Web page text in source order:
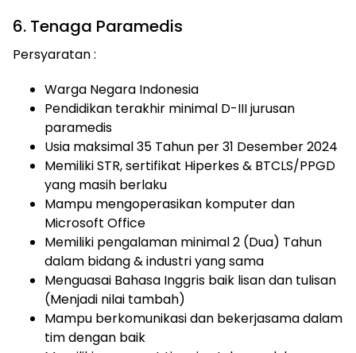
6. Tenaga Paramedis
Persyaratan :
Warga Negara Indonesia
Pendidikan terakhir minimal D-III jurusan
paramedis
Usia maksimal 35 Tahun per 31 Desember 2024
Memiliki STR, sertifikat Hiperkes & BTCLS/PPGD
yang masih berlaku
Mampu mengoperasikan komputer dan
Microsoft Office
Memiliki pengalaman minimal 2 (Dua) Tahun
dalam bidang & industri yang sama
Menguasai Bahasa Inggris baik lisan dan tulisan
(Menjadi nilai tambah)
Mampu berkomunikasi dan bekerjasama dalam
tim dengan baik